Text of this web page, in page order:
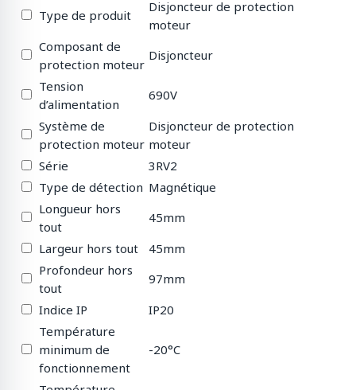
Type de produit
Disjoncteur de protection
moteur
Composant de
protection moteur
Disjoncteur
Tension
d’alimentation
690V
Système de
protection moteur
Disjoncteur de protection
moteur
Série
3RV2
Type de détection Magnétique
Longueur hors
tout
45mm
Largeur hors tout
45mm
Profondeur hors
tout
97mm
Indice IP
IP20
Température
minimum de
fonctionnement
-20°C